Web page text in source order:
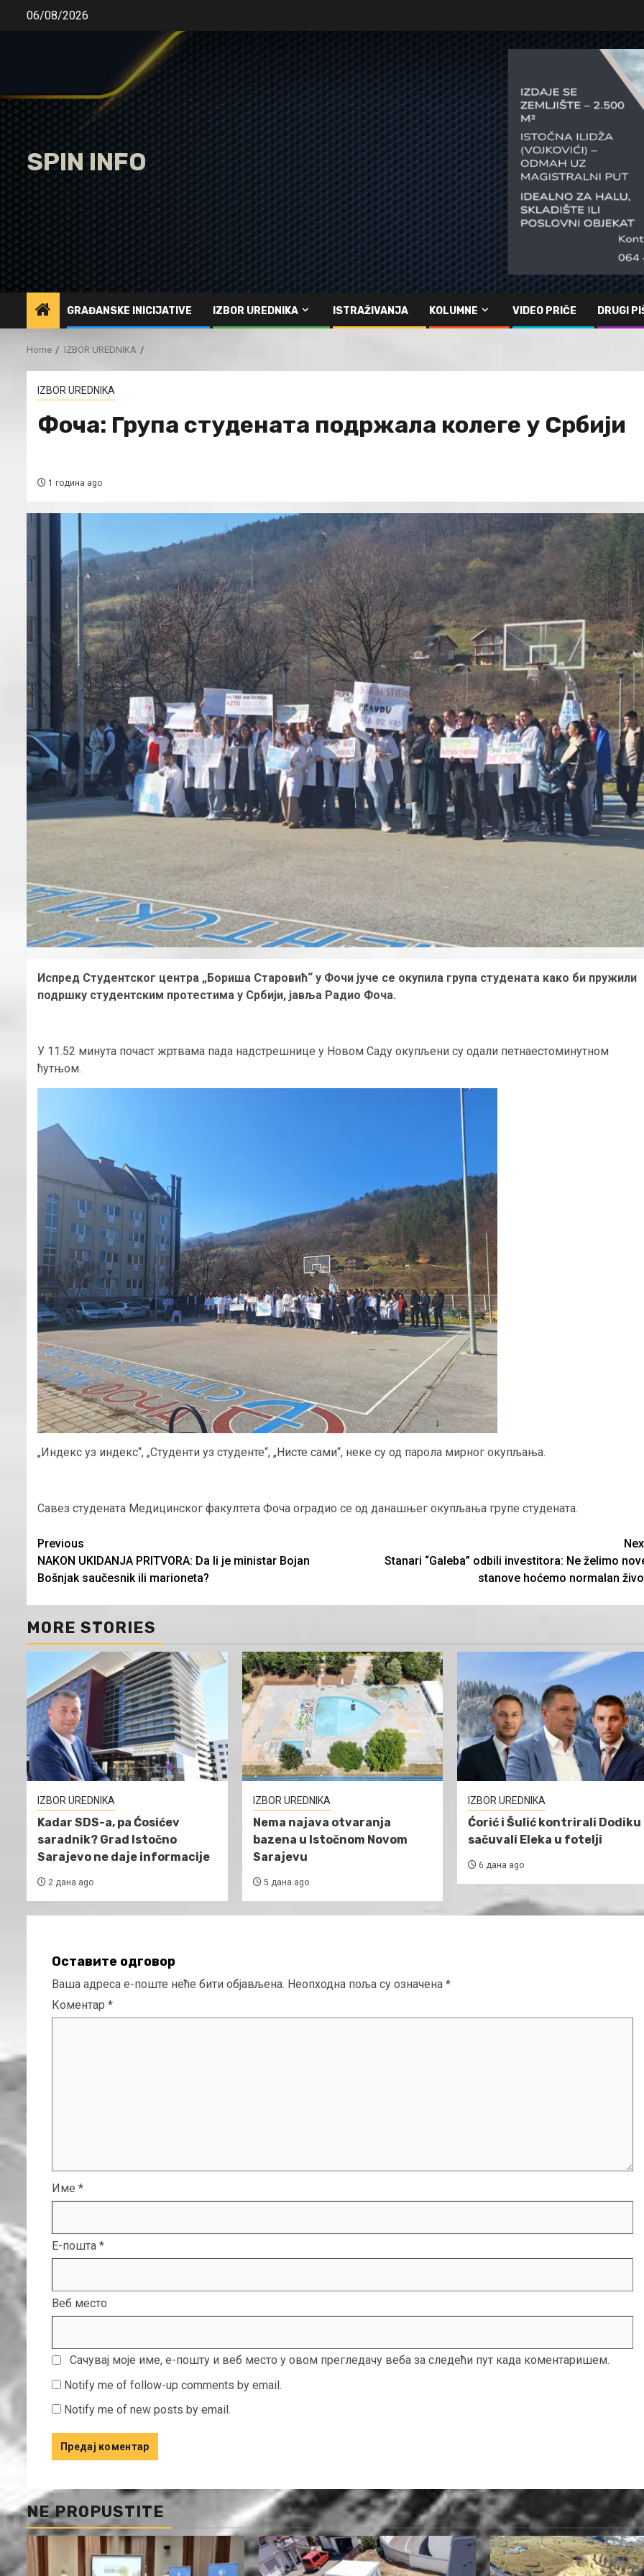
06/08/2026
SPIN INFO
GRAĐANSKE INICIJATIVE IZBOR UREDNIKA ISTRAŽIVANJA KOLUMNE VIDEO PRIČE DRUGI
Home IZBOR UREDNIKA
IZBOR UREDNIKA
Фоча: Група студената подржала колеге у Србији
1 година ago
Испред Студентског центра „Бориша Старовић“ у Фочи јуче се окупила група студената како би пружили
подршку студентским протестима у Србији, јавља Радио Фоча.
У 11.52 минута почаст жртвама пада надстрешнице у Новом Саду окупљени су одали петнаестоминутном
ћутњом.
„Индекс уз индекс“, „Студенти уз студенте“, „Нисте сами“, неке су од парола мирног окупљања.
Савез студената Медицинског факултета Фоча оградио се од данашњег окупљања групе студената.
Continue
Reading
Previous
NAKON UKIDANJA PRITVORA: Da li je ministar Bojan
Bošnjak saučesnik ili marioneta?
Stanari “Galeba” odbili investitora: Ne želimo
stanove hoćemo normalan
MORE STORIES
IZBOR UREDNIKA
Kadar SDS-a, pa Ćosićev
saradnik? Grad Istočno
Sarajevo ne daje informacije
2 дана ago
IZBOR UREDNIKA
Nema najava otvaranja
bazena u Istočnom Novom
Sarajevu
5 дана ago
IZBOR UREDNIKA
Ćorić i Šulić kontrirali Dodiku
sačuvali Eleka u fotelji
6 дана ago
Оставите одговор
Ваша адреса е-поште неће бити објављена. Неопходна поља су означена *
Коментар *
Име *
Е-пошта *
Веб место
Сачувај моје име, е-пошту и веб место у овом прегледачу веба за следећи пут када коментаришем.
Notify me of follow-up comments by email.
Notify me of new posts by email.
NE PROPUSTITE